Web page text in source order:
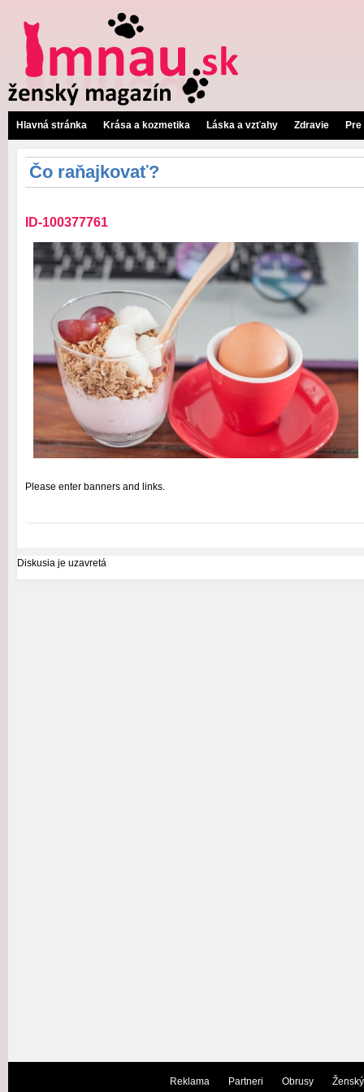
Hlavná stránka Krása a kozmetika Láska a vzťahy Zdravie
Čo raňajkovať?
ID-100377761
Please enter banners and links.
Diskusia je uzavretá
Reklama Partneri Obrusy